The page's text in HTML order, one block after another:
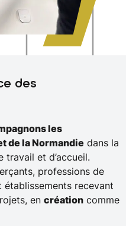
des
les
de la Normandie dans la
travail et d’accueil.
professions de
établissements recevant
en création comme